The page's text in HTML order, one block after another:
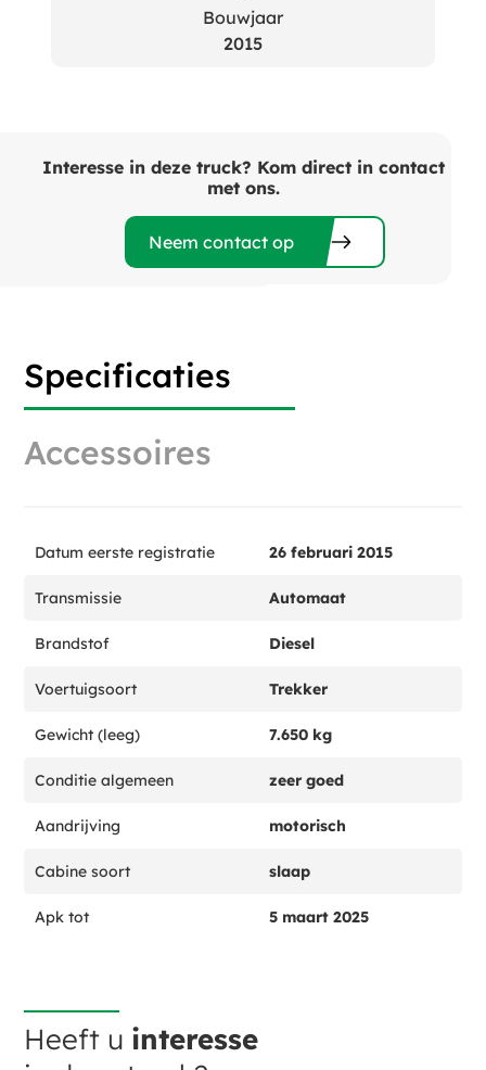
Bouwjaar
2015
Interesse in deze truck? Kom direct in contact
met ons.
Neem contact op
Specificaties
Accessoires
Datum eerste registratie 26 februari 2015
Transmissie Automaat
Brandstof Diesel
Voertuigsoort Trekker
Gewicht (leeg) 7.650 kg
Conditie algemeen zeer goed
Aandrijving motorisch
Cabine soort slaap
Apk tot 5 maart 2025
Heeft u interesse